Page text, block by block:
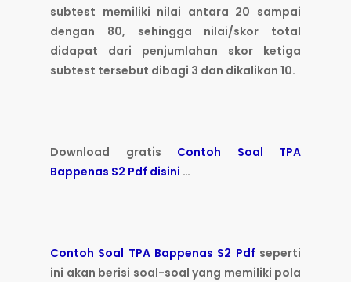
subtest memiliki nilai antara 20 sampai
dengan 80, sehingga nilai/skor total
didapat dari penjumlahan skor ketiga
subtest tersebut dibagi 3 dan dikalikan 10.
Download gratis Contoh Soal TPA
Bappenas S2 Pdf disini …
Contoh Soal TPA Bappenas S2 Pdf seperti
ini akan berisi soal-soal yang memiliki pola